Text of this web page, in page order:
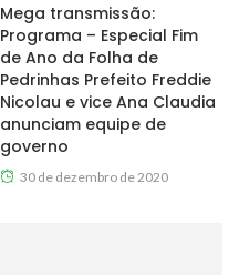
Mega transmissão:
Programa – Especial Fim
de Ano da Folha de
Pedrinhas Prefeito Freddie
Nicolau e vice Ana Claudia
anunciam equipe de
governo
30 de dezembro de 2020